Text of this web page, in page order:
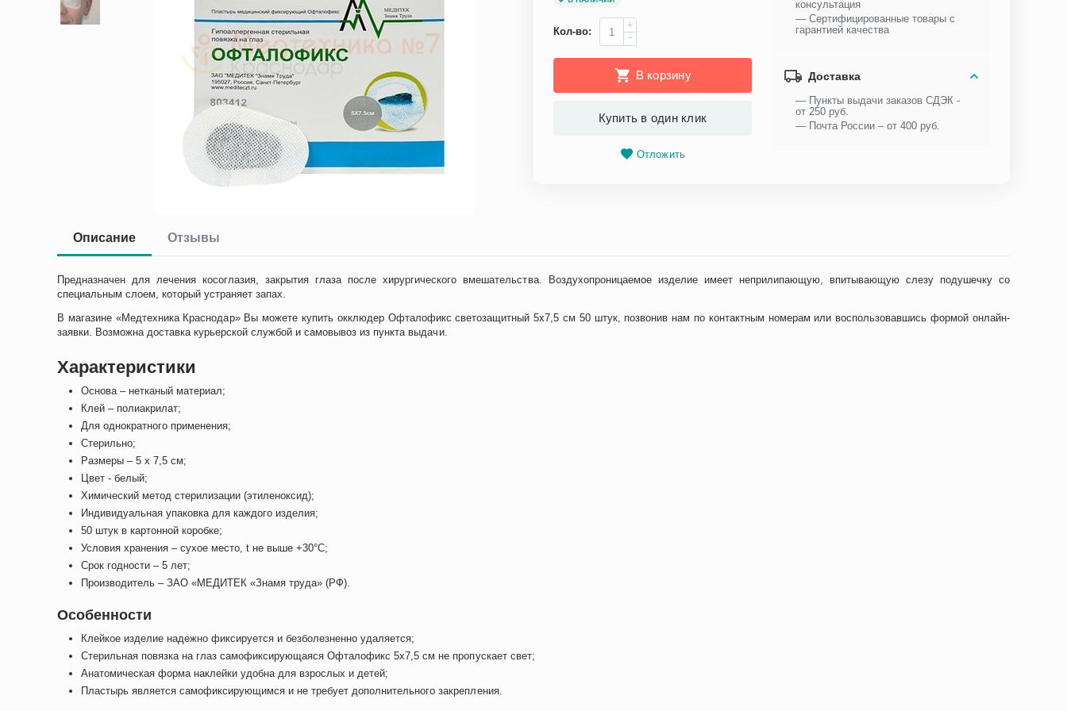
Кол-во:
+
−
В корзину
Купить в один клик
Отложить
консультация
— Сертифицированные товары с
гарантией качества
Доставка
— Пункты выдачи заказов СДЭК -
от 250 руб.
— Почта России – от 400 руб.
Описание Отзывы
Предназначен для лечения косоглазия, закрытия глаза после хирургического вмешательства. Воздухопроницаемое изделие имеет неприлипающую, впитывающую слезу подушечку со
специальным слоем, который устраняет запах.
В магазине «Медтехника Краснодар» Вы можете купить окклюдер Офталофикс светозащитный 5х7,5 см 50 штук, позвонив нам по контактным номерам или воспользовавшись формой онлайн-
заявки. Возможна доставка курьерской службой и самовывоз из пункта выдачи.
Характеристики
Основа – нетканый материал;
Клей – полиакрилат;
Для однократного применения;
Стерильно;
Размеры – 5 x 7,5 см;
Цвет - белый;
Химический метод стерилизации (этиленоксид);
Индивидуальная упаковка для каждого изделия;
50 штук в картонной коробке;
Условия хранения – сухое место, t не выше +30°С;
Срок годности – 5 лет;
Производитель – ЗАО «МЕДИТЕК «Знамя труда» (РФ).
Особенности
Клейкое изделие надежно фиксируется и безболезненно удаляется;
Стерильная повязка на глаз самофиксирующаяся Офталофикс 5х7,5 см не пропускает свет;
Анатомическая форма наклейки удобна для взрослых и детей;
Пластырь является самофиксирующимся и не требует дополнительного закрепления.